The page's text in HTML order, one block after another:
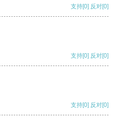
支持[0] 反对[0]
支持[0] 反对[0]
支持[0] 反对[0]